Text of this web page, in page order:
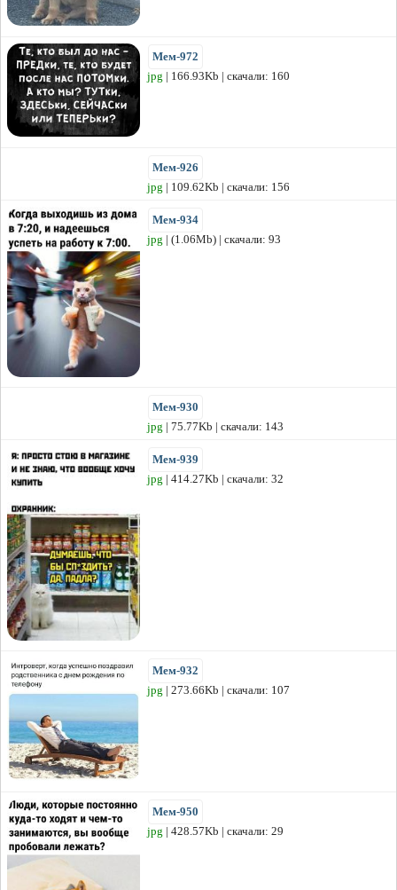
Мем-972
jpg | 166.93Kb | скачали: 160
Мем-926
jpg | 109.62Kb | скачали: 156
Мем-934
jpg | (1.06Mb) | скачали: 93
Мем-930
jpg | 75.77Kb | скачали: 143
Мем-939
jpg | 414.27Kb | скачали: 32
Мем-932
jpg | 273.66Kb | скачали: 107
Мем-950
jpg | 428.57Kb | скачали: 29